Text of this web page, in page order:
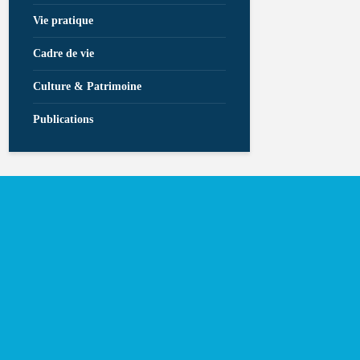
Vie pratique
Cadre de vie
Culture & Patrimoine
Publications